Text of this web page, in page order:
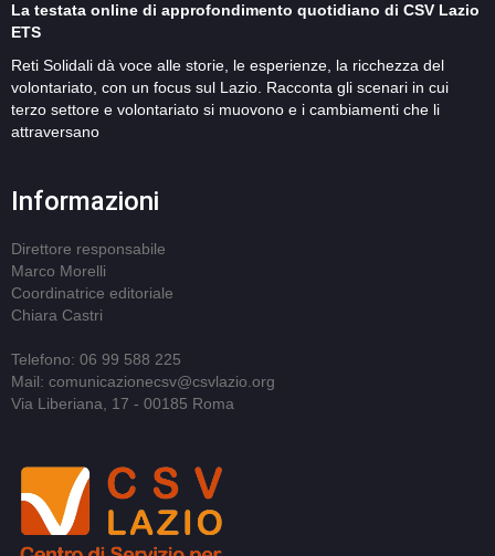
La testata online di approfondimento quotidiano di CSV Lazio
ETS
Reti Solidali dà voce alle storie, le esperienze, la ricchezza del
volontariato, con un focus sul Lazio. Racconta gli scenari in cui
terzo settore e volontariato si muovono e i cambiamenti che li
attraversano
Informazioni
Direttore responsabile
Marco Morelli
Coordinatrice editoriale
Chiara Castri
Telefono: 06 99 588 225
Mail: comunicazionecsv@csvlazio.org
Via Liberiana, 17 - 00185 Roma